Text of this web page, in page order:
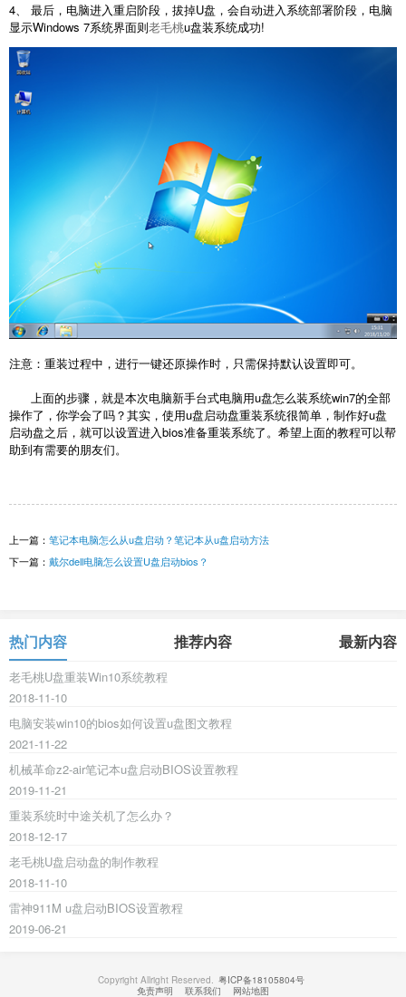
4、 最后，电脑进入重启阶段，拔掉U盘，会自动进入系统部署阶段，电脑
显示Windows 7系统界面则老毛桃u盘装系统成功!
注意：重装过程中，进行一键还原操作时，只需保持默认设置即可。
上面的步骤，就是本次电脑新手台式电脑用u盘怎么装系统win7的全部
操作了，你学会了吗？其实，使用u盘启动盘重装系统很简单，制作好u盘
启动盘之后，就可以设置进入bios准备重装系统了。希望上面的教程可以帮
助到有需要的朋友们。
上一篇： 笔记本电脑怎么从u盘启动？笔记本从u盘启动方法
下一篇： 戴尔dell电脑怎么设置U盘启动bios？
热门内容 推荐内容 最新内容
老毛桃U盘重装Win10系统教程
2018-11-10
电脑安装win10的bios如何设置u盘图文教程
2021-11-22
机械革命z2-air笔记本u盘启动BIOS设置教程
2019-11-21
重装系统时中途关机了怎么办？
2018-12-17
老毛桃U盘启动盘的制作教程
2018-11-10
雷神911M u盘启动BIOS设置教程
2019-06-21
Copyright Allright Reserved. 粤ICP备18105804号
免责声明
联系我们 网站地图